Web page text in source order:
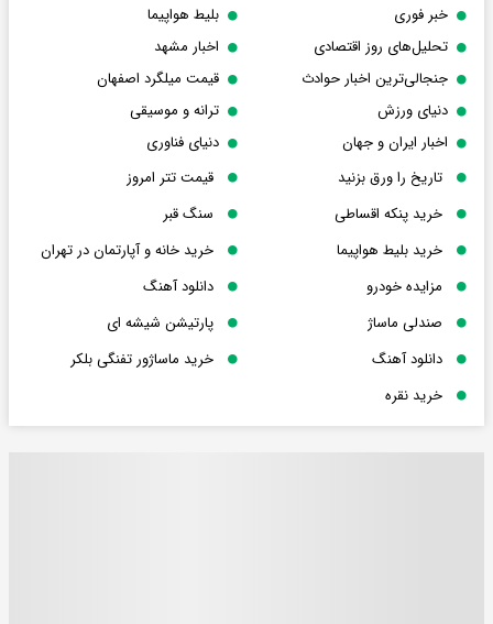
خبر فوری
بلیط هواپیما
تحلیل‌های روز اقتصادی
اخبار مشهد
جنجالی‌ترین اخبار حوادث
قیمت میلگرد اصفهان
دنیای ورزش
ترانه و موسیقی
اخبار ایران و جهان
دنیای فناوری
تاریخ را ورق بزنید
قیمت تتر امروز
خرید پنکه اقساطی
سنگ قبر
خرید بلیط هواپیما
خرید خانه و آپارتمان در تهران
مزایده خودرو
دانلود آهنگ
صندلی ماساژ
پارتیشن شیشه ای
دانلود آهنگ
خرید ماساژور تفنگی بلکر
خرید نقره